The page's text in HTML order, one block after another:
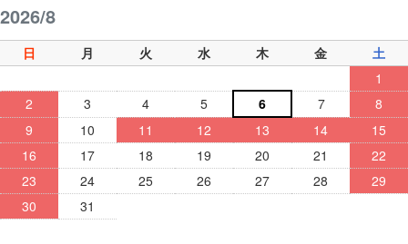
2026/8
日 月 火 水 木 金
土
1
2
3 4 5 6 7
8
9
10 11 12 13 14
15
16
17 18 19 20 21
22
23
24 25 26 27 28
29
30
31